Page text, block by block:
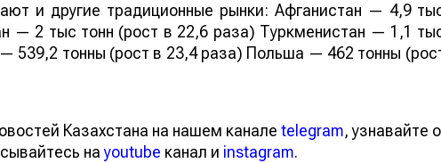
и другие традиционные рынки: Афганистан — 4,9
— 2 тыс тонн (рост в 22,6 раза) Туркменистан — 1,1
539,2 тонны (рост в 23,4 раза) Польша — 462 тонны
Казахстана на нашем канале telegram, узнавайте о
наyoutube канал и instagram.